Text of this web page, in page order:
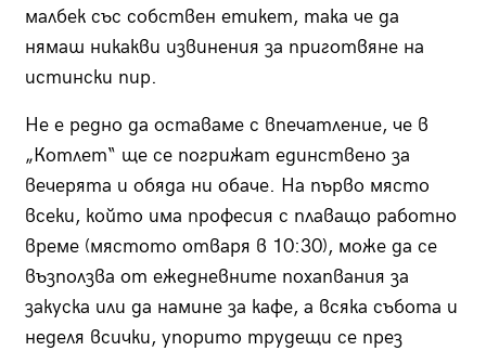
малбек със собствен етикет, така че да
нямаш никакви извинения за приготвяне на
истински пир.
Не е редно да оставаме с впечатление, че в
„Котлет“ ще се погрижат единствено за
вечерята и обяда ни обаче. На първо място
всеки, който има професия с плаващо работно
време (мястото отваря в 10:30), може да се
възползва от ежедневните похапвания за
закуска или да намине за кафе, а всяка събота и
неделя всички, упорито трудещи се през